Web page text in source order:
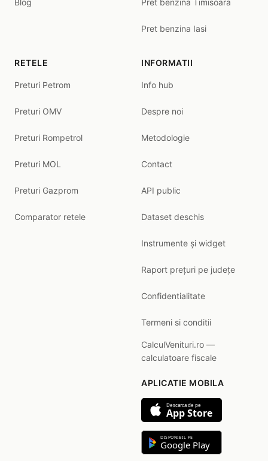
Pret benzina Iasi
RETELE
Preturi Petrom
Preturi OMV
Preturi Rompetrol
Preturi MOL
Preturi Gazprom
Comparator retele
INFORMATII
Info hub
Despre noi
Metodologie
Contact
API public
Dataset deschis
Instrumente și widget
Raport prețuri pe județe
Confidentialitate
Termeni si conditii
CalculVenituri.ro —
calculatoare fiscale
APLICATIE MOBILA
Descarca de pe
App Store
DISPONIBIL PE
Google Play